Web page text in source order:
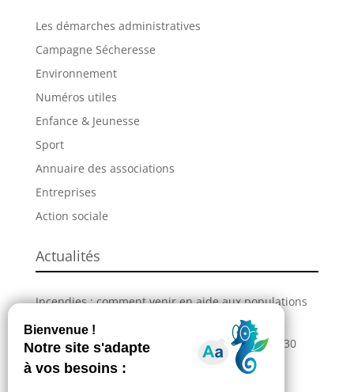
Les démarches administratives
Campagne Sécheresse
Environnement
Numéros utiles
Enfance & Jeunesse
Sport
Annuaire des associations
Entreprises
Action sociale
Actualités
Incendies : comment venir en aide aux populations
La Grande Fête de L’Union revient les 28, 29 et 30
août !